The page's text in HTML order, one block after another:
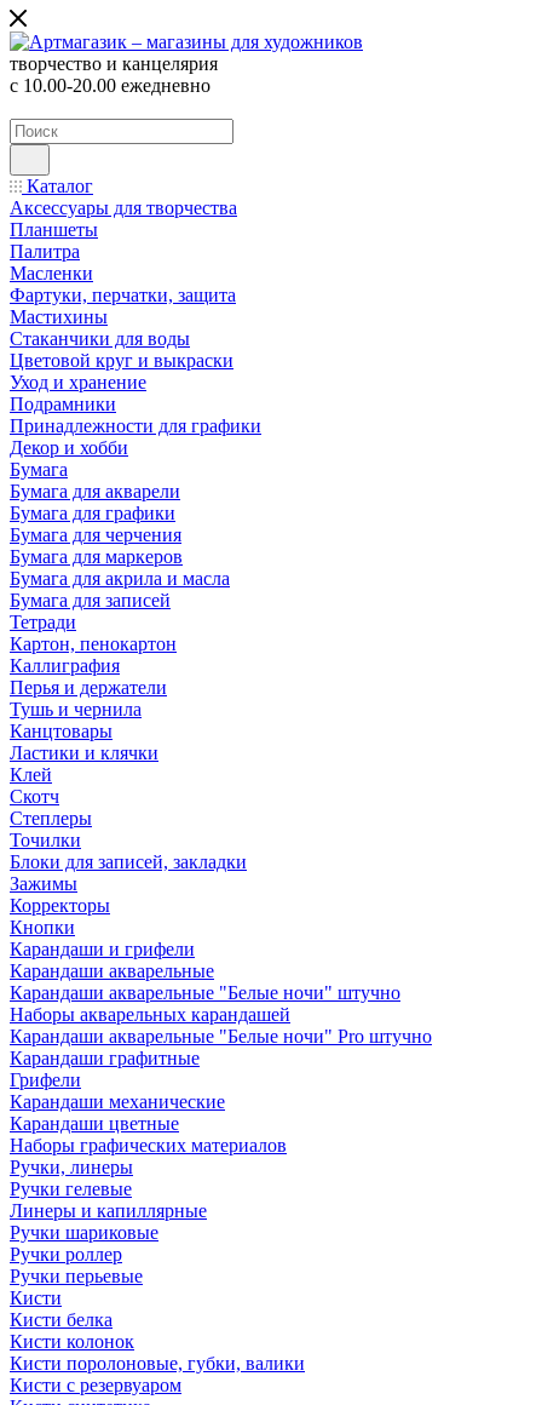
творчество и канцелярия
с 10.00-20.00 ежедневно
Каталог
Аксессуары для творчества
Планшеты
Палитра
Масленки
Фартуки, перчатки, защита
Мастихины
Стаканчики для воды
Цветовой круг и выкраски
Уход и хранение
Подрамники
Принадлежности для графики
Декор и хобби
Бумага
Бумага для акварели
Бумага для графики
Бумага для черчения
Бумага для маркеров
Бумага для акрила и масла
Бумага для записей
Тетради
Картон, пенокартон
Каллиграфия
Перья и держатели
Тушь и чернила
Канцтовары
Ластики и клячки
Клей
Скотч
Степлеры
Точилки
Блоки для записей, закладки
Зажимы
Корректоры
Кнопки
Карандаши и грифели
Карандаши акварельные
Карандаши акварельные "Белые ночи" штучно
Наборы акварельных карандашей
Карандаши акварельные "Белые ночи" Pro штучно
Карандаши графитные
Грифели
Карандаши механические
Карандаши цветные
Наборы графических материалов
Ручки, линеры
Ручки гелевые
Линеры и капиллярные
Ручки шариковые
Ручки роллер
Ручки перьевые
Кисти
Кисти белка
Кисти колонок
Кисти поролоновые, губки, валики
Кисти с резервуаром